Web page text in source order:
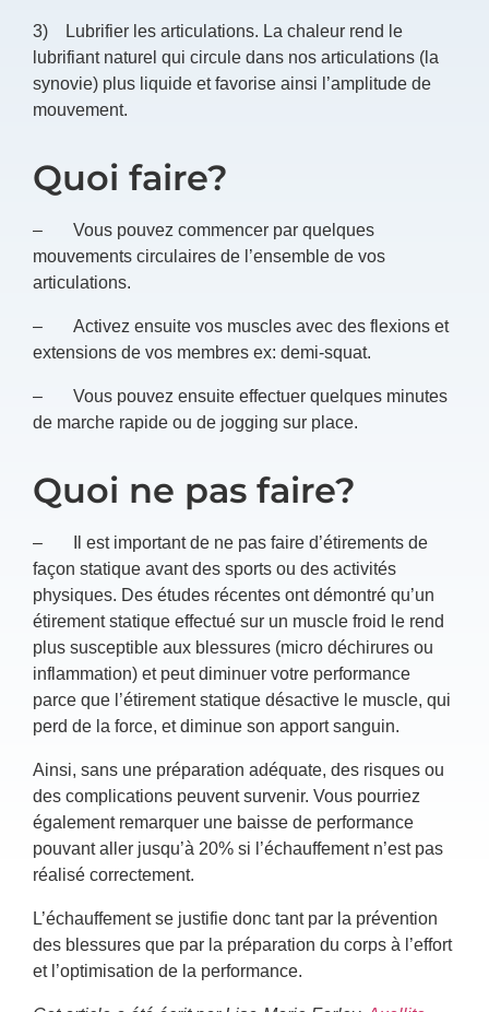
3) Lubrifier les articulations. La chaleur rend le
lubrifiant naturel qui circule dans nos articulations (la
synovie) plus liquide et favorise ainsi l’amplitude de
mouvement.
Quoi faire?
– Vous pouvez commencer par quelques
mouvements circulaires de l’ensemble de vos
articulations.
– Activez ensuite vos muscles avec des flexions et
extensions de vos membres ex: demi-squat.
– Vous pouvez ensuite effectuer quelques minutes
de marche rapide ou de jogging sur place.
Quoi ne pas faire?
– Il est important de ne pas faire d’étirements de
façon statique avant des sports ou des activités
physiques. Des études récentes ont démontré qu’un
étirement statique effectué sur un muscle froid le rend
plus susceptible aux blessures (micro déchirures ou
inflammation) et peut diminuer votre performance
parce que l’étirement statique désactive le muscle, qui
perd de la force, et diminue son apport sanguin.
Ainsi, sans une préparation adéquate, des risques ou
des complications peuvent survenir. Vous pourriez
également remarquer une baisse de performance
pouvant aller jusqu’à 20% si l’échauffement n’est pas
réalisé correctement.
L’échauffement se justifie donc tant par la prévention
des blessures que par la préparation du corps à l’effort
et l’optimisation de la performance.